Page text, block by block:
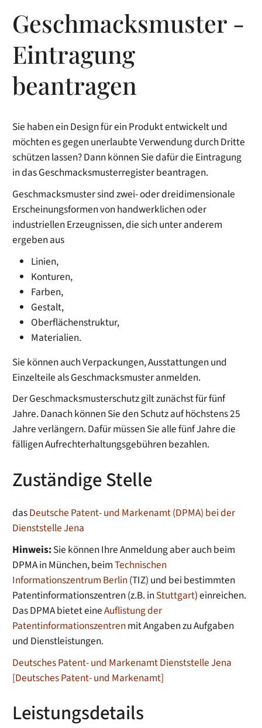
Geschmacksmuster -
Eintragung
beantragen
Sie haben ein Design für ein Produkt entwickelt und
möchten es gegen unerlaubte Verwendung durch Dritte
schützen lassen? Dann können Sie dafür die Eintragung
in das Geschmacksmusterregister beantragen.
Geschmacksmuster sind zwei- oder dreidimensionale
Erscheinungsformen von handwerklichen oder
industriellen Erzeugnissen, die sich unter anderem
ergeben aus
Linien,
Konturen,
Farben,
Gestalt,
Oberflächenstruktur,
Materialien.
Sie können auch Verpackungen, Ausstattungen und
Einzelteile als Geschmacksmuster anmelden.
Der Geschmacksmusterschutz gilt zunächst für fünf
Jahre. Danach können Sie den Schutz auf höchstens 25
Jahre verlängern. Dafür müssen Sie alle fünf Jahre die
fälligen Aufrechterhaltungsgebühren bezahlen.
Zuständige Stelle
dasDeutsche Patent- und Markenamt (DPMA) bei der
Dienststelle Jena
Hinweis: Sie können Ihre Anmeldung aber auch beim
DPMA in München, beimTechnischen
Informationszentrum Berlin(TIZ) und bei bestimmten
Patentinformationszentren (z.B. inStuttgart) einreichen.
Das DPMA bietet eineAuflistung der
Patentinformationszentrenmit Angaben zu Aufgaben
und Dienstleistungen.
Deutsches Patent- und Markenamt Dienststelle Jena
[Deutsches Patent- und Markenamt]
Leistungsdetails